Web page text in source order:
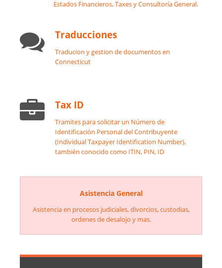
Estados Financieros, Taxes y Consultoría General.
Traducciones
Traducion y gestion de documentos en
Connecticut
Tax ID
Tramites para solicitar un Número de
Identificación Personal del Contribuyente
(Individual Taxpayer Identification Number),
también conocido como ITIN, PIN, ID
Asistencia General
Asistencia en procesos judiciales, divorcios, custodias,
ordenes de desalojo y mas.